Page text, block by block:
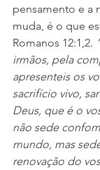
pensamento e a
muda, é o que
Romanos 12:1,2.
irmãos, pela
apresenteis os
sacrifício vivo,
Deus, que é o
não sede
mundo, mas
renovação do